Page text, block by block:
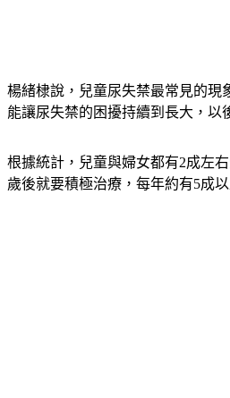
楊緒棣說，兒童尿失禁最常見的現
能讓尿失禁的困擾持續到長大，以
根據統計，兒童與婦女都有2成左
歲後就要積極治療，每年約有5成